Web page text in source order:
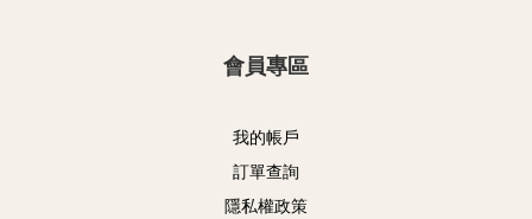
會員專區
我的帳戶
訂單查詢
隱私權政策